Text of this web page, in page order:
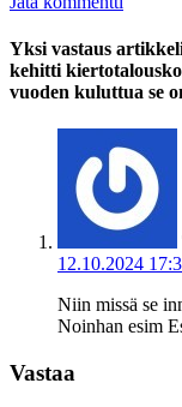
Yksi vastaus
kehitti
vuoden kuluttua se
12.10.2024
Niin missä se
Noinhan esim
Vastaa